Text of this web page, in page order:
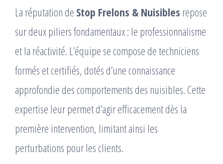
La réputation de Stop Frelons & Nuisibles repose
sur deux piliers fondamentaux : le professionnalisme
et la réactivité. L’équipe se compose de techniciens
formés et certifiés, dotés d’une connaissance
approfondie des comportements des nuisibles. Cette
expertise leur permet d’agir efficacement dès la
première intervention, limitant ainsi les
perturbations pour les clients.